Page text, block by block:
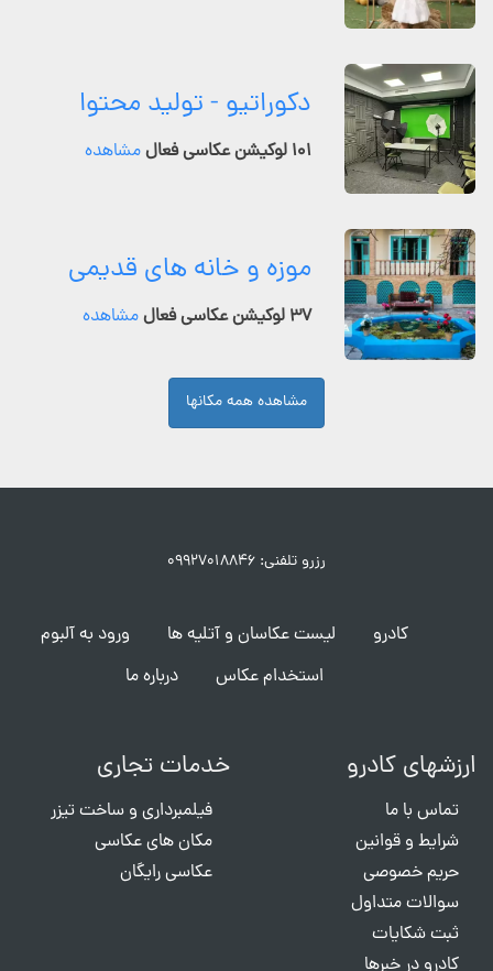
دکوراتیو - تولید محتوا
۱۰۱ لوکیشن عکاسی فعال مشاهده
موزه و خانه های قدیمی
۳۷ لوکیشن عکاسی فعال مشاهده
مشاهده همه مکانها
رزرو تلفنی: ۰۹۹۲۷۰۱۸۸۴۶
کادرو لیست عکاسان و آتلیه ها
ورود به آلبوم
استخدام عکاس
درباره ما
ارزشهای کادرو
تماس با ما
شرایط و قوانین
حریم خصوصی
سوالات متداول
ثبت شکایات
کادرو در خبرها
خدمات تجاری
فیلمبرداری و ساخت تیزر
مکان های عکاسی
عکاسی رایگان